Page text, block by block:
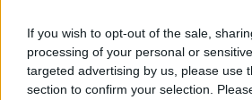
If you wish to opt-out of the sale,
processing of your personal or
targeted advertising by us, please use
section to confirm your selection.
Notizie in
Entra nel canale
GalluraOggi.it